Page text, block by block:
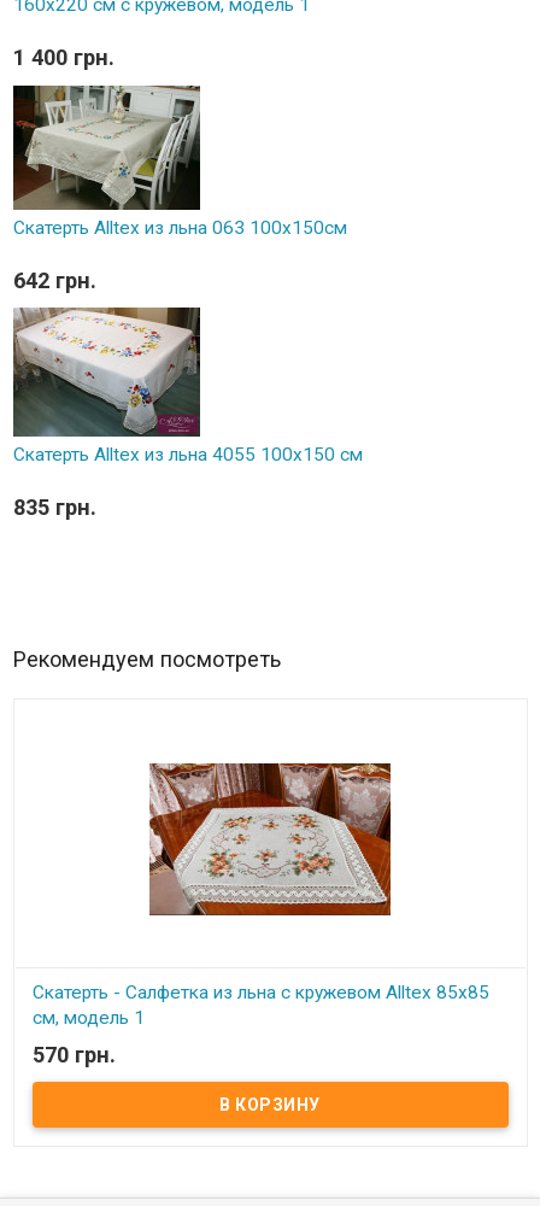
160х220 см с кружевом, модель 1
1 400 грн.
Скатерть Alltex из льна 063 100x150см
642 грн.
Скатерть Alltex из льна 4055 100x150 см
835 грн.
Рекомендуем посмотреть
Скатерть - Салфетка из льна с кружевом Alltex 85х85
см, модель 1
В наличии
Скатерть - Салфетка из льна с кружевом Alltex 85х85 см Размер:
85х85 см Состав: лен с вышивкой с кружевом. Упаковка: ПВХ
Производитель: Alltex (Китай)
570 грн.